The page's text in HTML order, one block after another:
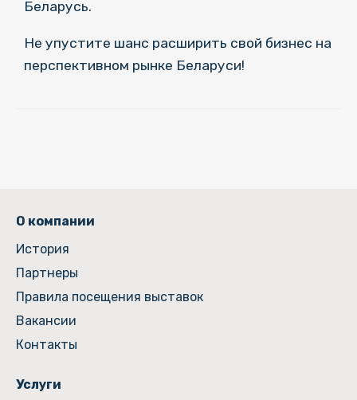
Беларусь.
Не упустите шанс расширить свой бизнес на
перспективном рынке Беларуси!
О компании
История
Партнеры
Правила посещения выставок
Вакансии
Контакты
Услуги